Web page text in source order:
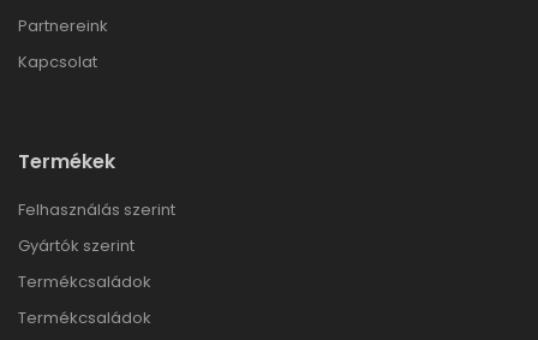
Partnereink
Kapcsolat
Termékek
Felhasználás szerint
Gyártók szerint
Termékcsaládok
Termékcsaládok